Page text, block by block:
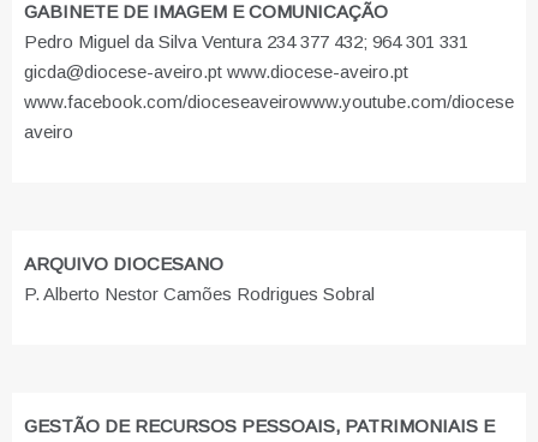
GABINETE DE IMAGEM E COMUNICAÇÃO
Pedro Miguel da Silva Ventura 234 377 432; 964 301 331
gicda@diocese-aveiro.pt www.diocese-aveiro.pt
www.facebook.com/dioceseaveirowww.youtube.com/diocese
aveiro
ARQUIVO DIOCESANO
P. Alberto Nestor Camões Rodrigues Sobral
GESTÃO DE RECURSOS PESSOAIS, PATRIMONIAIS E